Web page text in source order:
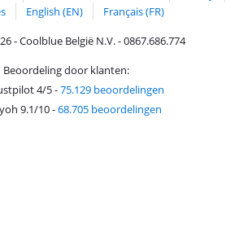
English (EN)
Français (FR)
- Coolblue België N.V. - 0867.686.774
Beoordeling door klanten:
4/5-75.129 beoordelingen
9.1/10-68.705 beoordelingen